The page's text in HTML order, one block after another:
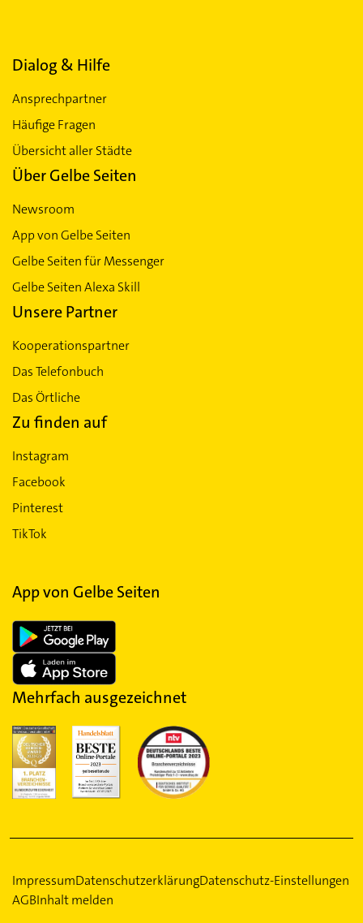
Dialog & Hilfe
Ansprechpartner
Häufige Fragen
Übersicht aller Städte
Über Gelbe Seiten
Newsroom
App von Gelbe Seiten
Gelbe Seiten für Messenger
Gelbe Seiten Alexa Skill
Unsere Partner
Kooperationspartner
Das Telefonbuch
Das Örtliche
Zu finden auf
Instagram
Facebook
Pinterest
TikTok
App von Gelbe Seiten
Mehrfach ausgezeichnet
ImpressumDatenschutzerklärungDatenschutz-Einstellungen
AGBInhalt melden